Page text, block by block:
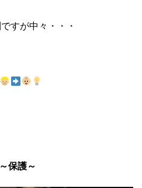
すが中々・・・
～保護～